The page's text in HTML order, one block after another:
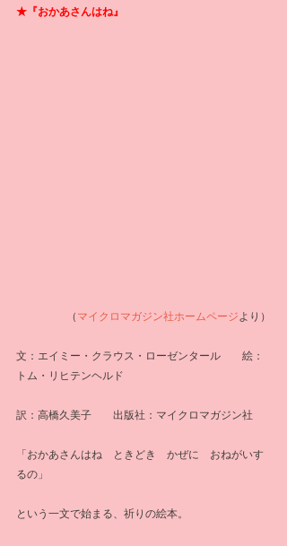
★『おかあさんはね』
（ マイクロマガジン社ホームページより）
文：エイミー・クラウス・ローゼンタール　　絵：
トム・リヒテンヘルド
訳：高橋久美子　　出版社：マイクロマガジン社
「おかあさんはね　ときどき　かぜに　おねがいす
るの」
という一文で始まる、祈りの絵本。